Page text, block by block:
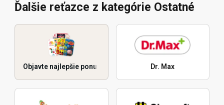
Ďalšie reťazce z kategórie Ostatné
Objavte najlepšie ponuky Dr. Max